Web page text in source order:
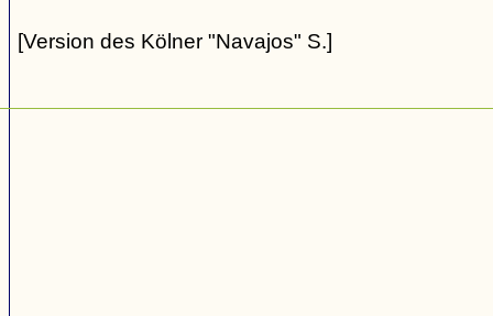
[Version des Kölner "Navajos" S.]